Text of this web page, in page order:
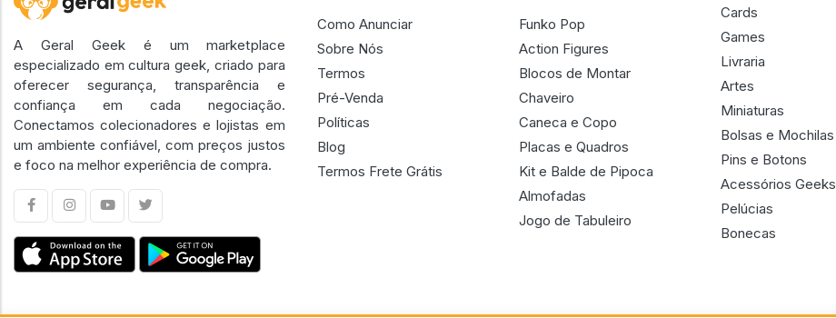
A Geral Geek é um marketplace
especializado em cultura geek, criado para
oferecer segurança, transparência e
confiança em cada negociação.
Conectamos colecionadores e lojistas em
um ambiente confiável, com preços justos
e foco na melhor experiência de compra.
Como Anunciar
Sobre Nós
Termos
Pré-Venda
Políticas
Blog
Termos Frete Grátis
Funko Pop
Action Figures
Blocos de Montar
Chaveiro
Caneca e Copo
Placas e Quadros
Kit e Balde de Pipoca
Almofadas
Jogo de Tabuleiro
Cards
Games
Livraria
Artes
Miniaturas
Bolsas e Mochilas
Pins e Botons
Acessórios Geeks
Pelúcias
Bonecas